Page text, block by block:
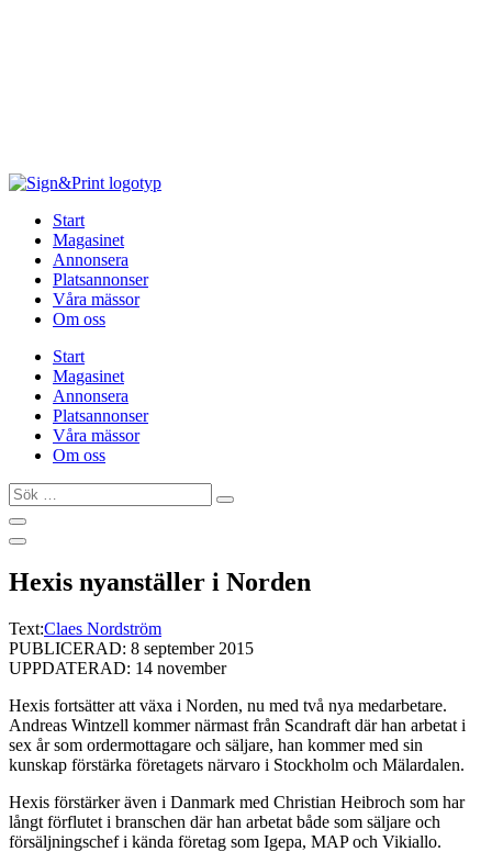
Start
Magasinet
Annonsera
Platsannonser
Våra mässor
Om oss
Start
Magasinet
Annonsera
Platsannonser
Våra mässor
Om oss
Sök
…
Hexis nyanställer i Norden
Text:Claes Nordström
PUBLICERAD: 8 september 2015
UPPDATERAD: 14 november
Hexis fortsätter att växa i Norden, nu med två nya medarbetare.
Andreas Wintzell kommer närmast från Scandraft där han arbetat i
sex år som ordermottagare och säljare, han kommer med sin
kunskap förstärka företagets närvaro i Stockholm och Mälardalen.
Hexis förstärker även i Danmark med Christian Heibroch som har
långt förflutet i branschen där han arbetat både som säljare och
försäljningschef i kända företag som Igepa, MAP och Vikiallo.